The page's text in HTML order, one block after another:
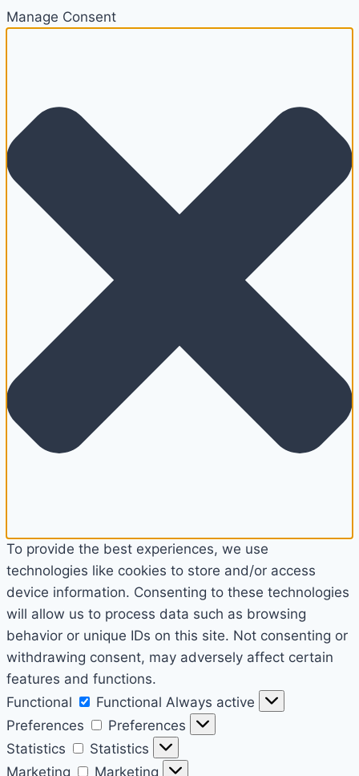
Manage Consent
To provide the best experiences, we use
technologies like cookies to store and/or access
device information. Consenting to these technologies
will allow us to process data such as browsing
behavior or unique IDs on this site. Not consenting or
withdrawing consent, may adversely affect certain
features and functions.
Functional
Functional Always active
Preferences
Preferences
Statistics
Statistics
Marketing
Marketing